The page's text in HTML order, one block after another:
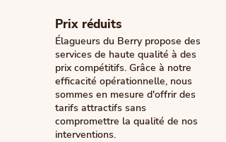
Prix réduits
Élagueurs du Berry propose des
services de haute qualité à des
prix compétitifs. Grâce à notre
efficacité opérationnelle, nous
sommes en mesure d'offrir des
tarifs attractifs sans
compromettre la qualité de nos
interventions.